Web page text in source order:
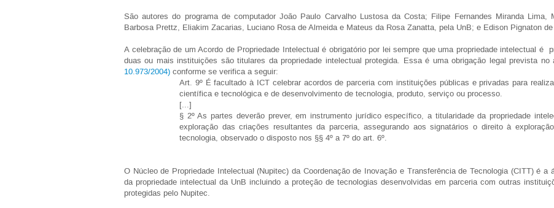
São autores do programa de computador João Paulo Carvalho Lustosa da Costa; Filipe Fernandes Miranda Lima,
Barbosa Prettz, Eliakim Zacarias, Luciano Rosa de Almeida e Mateus da Rosa Zanatta, pela UnB; e Edison Pignaton
A celebração de um Acordo de Propriedade Intelectual é obrigatório por lei sempre que uma propriedade intelectual é
duas ou mais instituições são titulares da propriedade intelectual protegida. Essa é uma obrigação legal prevista no
10.973/2004) conforme se verifica a seguir:
Art. 9º É facultado à ICT celebrar acordos de parceria com instituições públicas e privadas para
científica e tecnológica e de desenvolvimento de tecnologia, produto, serviço ou processo.
[...]
§ 2º As partes deverão prever, em instrumento jurídico específico, a titularidade da propriedade
exploração das criações resultantes da parceria, assegurando aos signatários o direito à
tecnologia, observado o disposto nos §§ 4º a 7º do art. 6º.
O Núcleo de Propriedade Intelectual (Nupitec) da Coordenação de Inovação e Transferência de Tecnologia (CITT) é a
da propriedade intelectual da UnB incluindo a proteção de tecnologias desenvolvidas em parceria com outras
protegidas pelo Nupitec.